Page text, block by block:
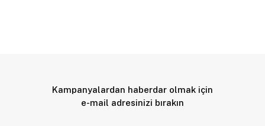
Kampanyalardan haberdar olmak için
e-mail adresinizi bırakın